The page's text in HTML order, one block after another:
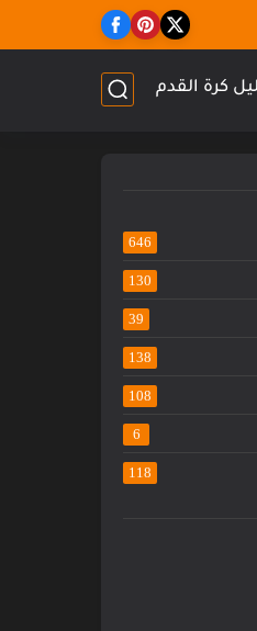
كرة القدم
646
130
39
138
108
6
118